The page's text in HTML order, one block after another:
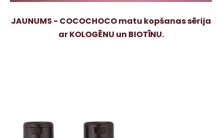
JAUNUMS - COCOCHOCO matu kopšanas sērija
ar KOLOGĒNU un BIOTĪNU.